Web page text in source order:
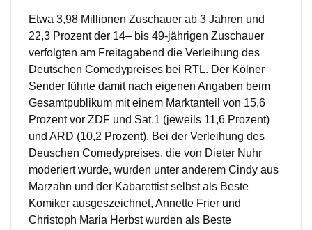
Etwa 3,98 Millionen Zuschauer ab 3 Jahren und
22,3 Prozent der 14– bis 49-jährigen Zuschauer
verfolgten am Freitagabend die Verleihung des
Deutschen Comedypreises bei RTL. Der Kölner
Sender führte damit nach eigenen Angaben beim
Gesamtpublikum mit einem Marktanteil von 15,6
Prozent vor ZDF und Sat.1 (jeweils 11,6 Prozent)
und ARD (10,2 Prozent). Bei der Verleihung des
Deuschen Comedypreises, die von Dieter Nuhr
moderiert wurde, wurden unter anderem Cindy aus
Marzahn und der Kabarettist selbst als Beste
Komiker ausgeszeichnet, Annette Frier und
Christoph Maria Herbst wurden als Beste